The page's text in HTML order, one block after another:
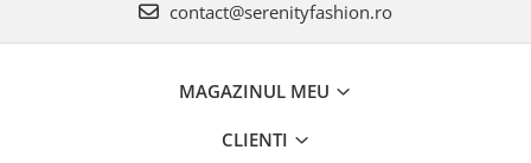
contact@serenityfashion.ro
MAGAZINUL MEU
CLIENTI